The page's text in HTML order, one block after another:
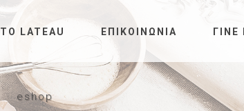
ΤΟ LATEAU ΕΠΙΚΟΙΝΩΝΊΑ
eshop